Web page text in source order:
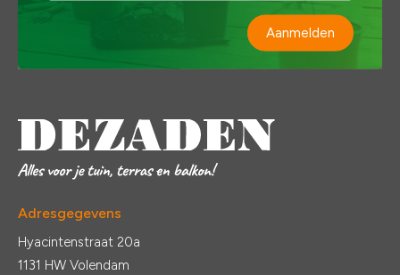
Aanmelden
Adresgegevens
Hyacintenstraat 20a
1131 HW Volendam